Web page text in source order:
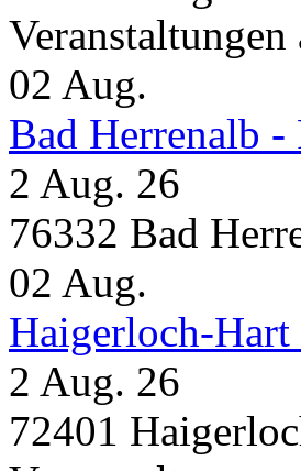
02 Aug.
Bad Herrenalb
2 Aug. 26
76332 Bad
02 Aug.
Haigerloch-
2 Aug. 26
72401